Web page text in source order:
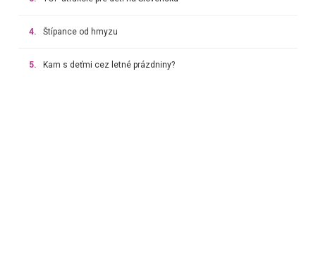
4. Štípance od hmyzu
5. Kam s deťmi cez letné prázdniny?